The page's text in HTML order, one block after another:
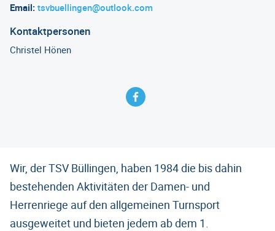
Email: tsvbuellingen@outlook.com
Kontaktpersonen
Christel Hönen
Wir, der TSV Büllingen, haben 1984 die bis dahin
bestehenden Aktivitäten der Damen- und
Herrenriege auf den allgemeinen Turnsport
ausgeweitet und bieten jedem ab dem 1.